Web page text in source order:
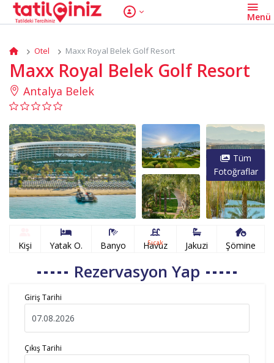
Otel Maxx Royal Belek Golf Resort
Maxx Royal Belek Golf Resort
Antalya Belek
Tüm
Fotoğraflar
Kişi Yatak O. Banyo Sıcak
Havuz Jakuzi Şömine
Rezervasyon Yap
Giriş Tarihi
Çıkış Tarihi